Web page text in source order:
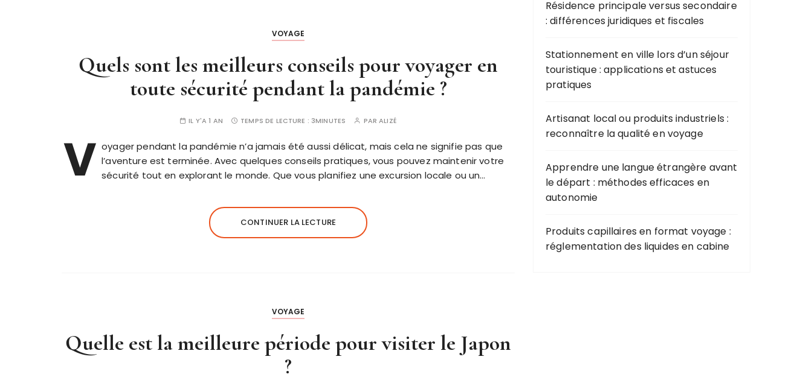
VOYAGE
Quels sont les meilleurs conseils pour voyager en
toute sécurité pendant la pandémie ?
IL Y'A 1 AN TEMPS DE LECTURE : 3MINUTES PARALIZÉ
V oyager pendant la pandémie n’a jamais été aussi délicat, mais cela ne signifie pas que
l’aventure est terminée. Avec quelques conseils pratiques, vous pouvez maintenir votre
sécurité tout en explorant le monde. Que vous planifiez une excursion locale ou un…
CONTINUER LA LECTURE
VOYAGE
Quelle est la meilleure période pour visiter le Japon
?
Résidence principale versus secondaire
: différences juridiques et fiscales
Stationnement en ville lors d’un séjour
touristique : applications et astuces
pratiques
Artisanat local ou produits industriels :
reconnaître la qualité en voyage
Apprendre une langue étrangère avant
le départ : méthodes efficaces en
autonomie
Produits capillaires en format voyage :
réglementation des liquides en cabine